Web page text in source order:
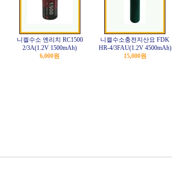
니켈수소 엔리치 RC1500
2/3A(1.2V 1500mAh)
6,000원
니켈수소충전지산요 FDK
HR-4/3FAU(1.2V 4500mAh)
15,000원